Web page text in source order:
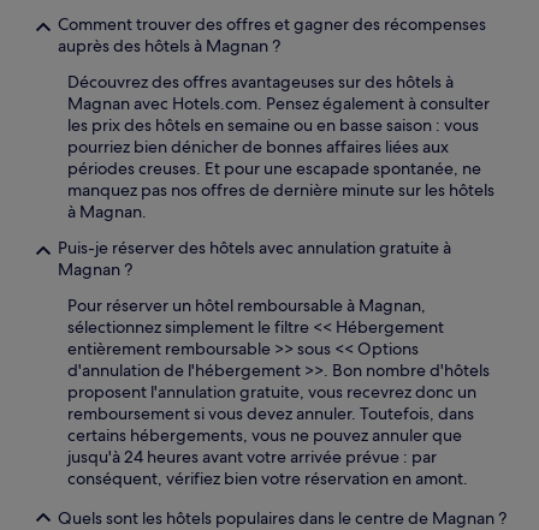
Comment trouver des offres et gagner des récompenses
auprès des hôtels à Magnan ?
Découvrez des offres avantageuses sur des hôtels à
Magnan avec Hotels.com. Pensez également à consulter
les prix des hôtels en semaine ou en basse saison : vous
pourriez bien dénicher de bonnes affaires liées aux
périodes creuses. Et pour une escapade spontanée, ne
manquez pas nos offres de dernière minute sur les hôtels
à Magnan.
Puis-je réserver des hôtels avec annulation gratuite à
Magnan ?
Pour réserver un hôtel remboursable à Magnan,
sélectionnez simplement le filtre << Hébergement
entièrement remboursable >> sous << Options
d'annulation de l'hébergement >>. Bon nombre d'hôtels
proposent l'annulation gratuite, vous recevrez donc un
remboursement si vous devez annuler. Toutefois, dans
certains hébergements, vous ne pouvez annuler que
jusqu'à 24 heures avant votre arrivée prévue : par
conséquent, vérifiez bien votre réservation en amont.
Quels sont les hôtels populaires dans le centre de Magnan ?